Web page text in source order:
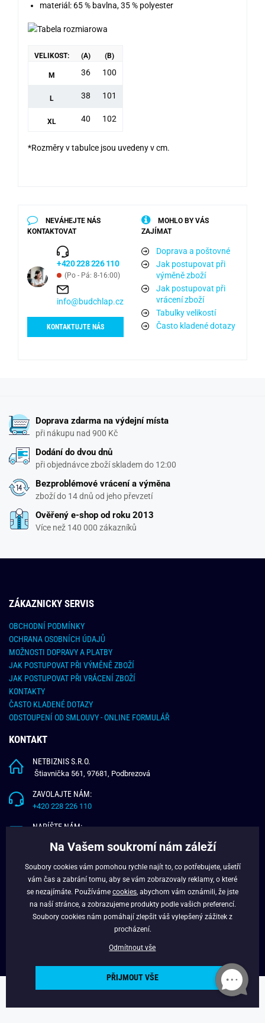
materiál: 65 % bavlna, 35 % polyester
VELIKOST: (A) (B)
M 36 100
L 38 101
XL 40 102
*Rozměry v tabulce jsou uvedeny v cm.
NEVÁHEJTE NÁS
KONTAKTOVAT
+420 228 226 110
(Po - Pá: 8-16:00)
info@budchlap.cz
KONTAKTUJTE NÁS
MOHLO BY VÁS
ZAJÍMAT
Doprava a poštovné
Jak postupovat při
výměně zboží
Jak postupovat při
vrácení zboží
Tabulky velikostí
Často kladené dotazy
Doprava zdarma na výdejní místa
při nákupu nad 900 Kč
Dodání do dvou dnů
při objednávce zboží skladem do 12:00
Bezproblémové vrácení a výměna
zboží do 14 dnů od jeho převzetí
Ověřený e-shop od roku 2013
Více než 140 000 zákazníků
ZÁKAZNICKY SERVIS
OBCHODNÍ PODMÍNKY
OCHRANA OSOBNÍCH ÚDAJŮ
MOŽNOSTI DOPRAVY A PLATBY
JAK POSTUPOVAT PŘI VÝMĚNĚ ZBOŽÍ
JAK POSTUPOVAT PŘI VRÁCENÍ ZBOŽÍ
KONTAKTY
ČASTO KLADENÉ DOTAZY
ODSTOUPENÍ OD SMLOUVY - ONLINE FORMULÁŘ
KONTAKT
NETBIZNIS S.R.O.
Štiavnička 561, 97681, Podbrezová
ZAVOLAJTE NÁM:
+420 228 226 110
NAPÍŠTE NÁM:
O NÁS
VĚRNOSTNÍ PROGRAM
Copyright © 2024 - Budchlap.cz Všechna práva vyhrazena. webdesign ©
Na Vašem soukromí nám záleží
Soubory cookies vám pomohou rychle najít to, co potřebujete, ušetří
vám čas a zabrání tomu, aby se vám zobrazovaly reklamy, o které
se nezajímáte. Používáme cookies , abychom vám oznámili, že jste
na naší stránce, a zobrazujeme produkty podle vašich preferencí.
Soubory cookies nám pomáhají zlepšit váš vylepšený zážitek z
procházení.
Odmítnout vše
PŘIJMOUT VŠE